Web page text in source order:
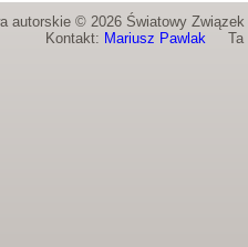
autorskie © 2026 Światowy
Kontakt: Mariusz PawlakTa